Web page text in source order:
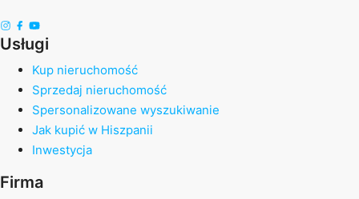
Usługi
Kup nieruchomość
Sprzedaj nieruchomość
Spersonalizowane wyszukiwanie
Jak kupić w Hiszpanii
Inwestycja
Firma